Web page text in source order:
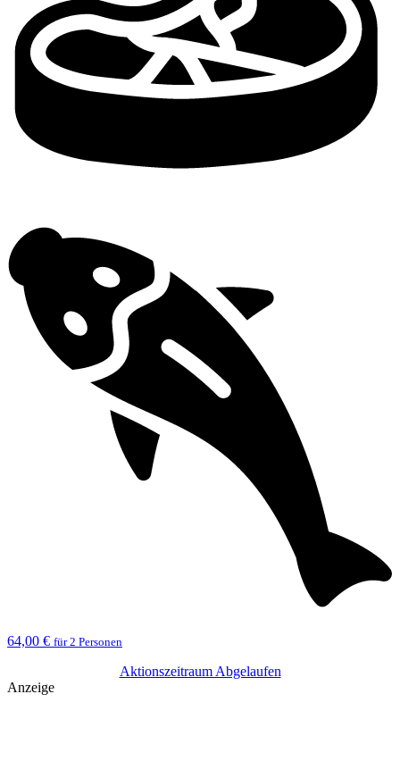
64,00 € für 2 Personen
Aktionszeitraum Abgelaufen
Anzeige